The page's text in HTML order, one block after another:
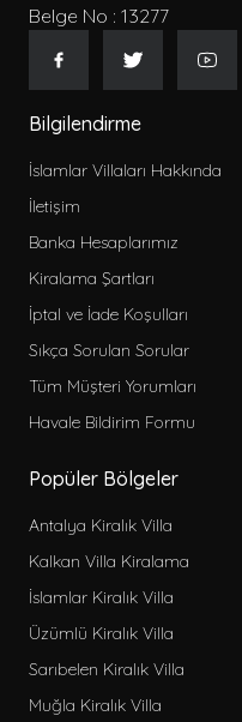
Belge No : 13277
Bilgilendirme
İslamlar Villaları Hakkında
İletişim
Banka Hesaplarımız
Kiralama Şartları
İptal ve İade Koşulları
Sıkça Sorulan Sorular
Tüm Müşteri Yorumları
Havale Bildirim Formu
Popüler Bölgeler
Antalya Kiralık Villa
Kalkan Villa Kiralama
İslamlar Kiralık Villa
Üzümlü Kiralık Villa
Sarıbelen Kiralık Villa
Muğla Kiralık Villa